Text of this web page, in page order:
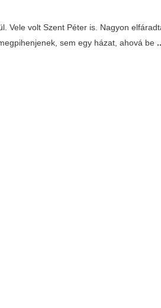
Vele volt Szent Péter is. Nagyon
sem egy házat, ahová be